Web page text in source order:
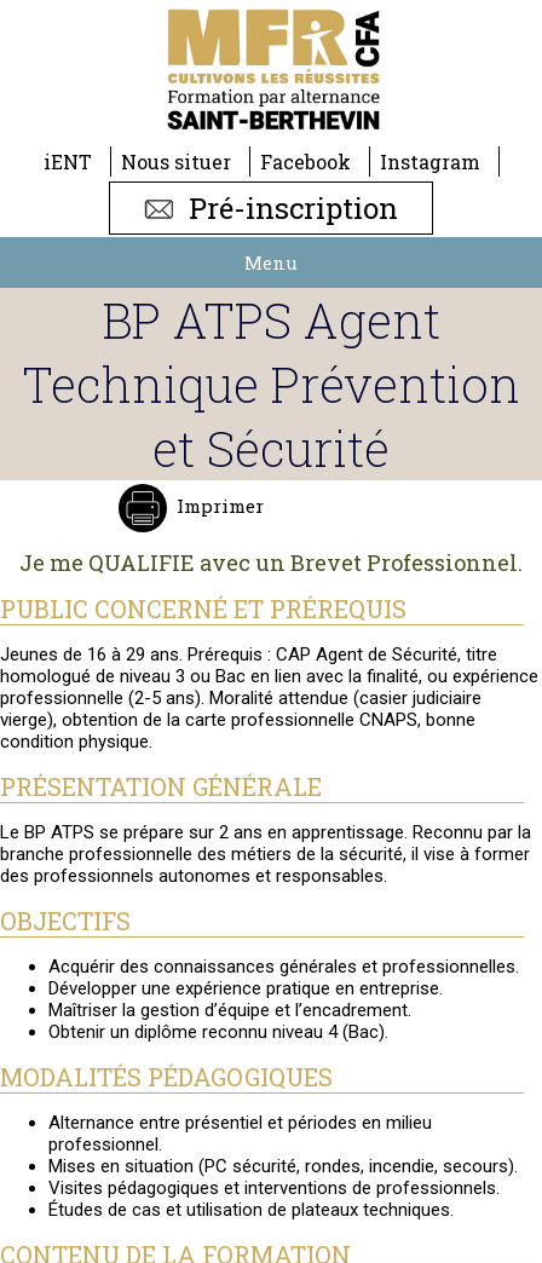
iENT Nous situer Facebook Instagram
Pré-inscription
Menu
BP ATPS Agent
Technique Prévention
et Sécurité
Imprimer
Je me QUALIFIE avec un Brevet Professionnel.
PUBLIC CONCERNÉ ET PRÉREQUIS
Jeunes de 16 à 29 ans. Prérequis : CAP Agent de Sécurité, titre
homologué de niveau 3 ou Bac en lien avec la finalité, ou expérience
professionnelle (2-5 ans). Moralité attendue (casier judiciaire
vierge), obtention de la carte professionnelle CNAPS, bonne
condition physique.
PRÉSENTATION GÉNÉRALE
Le BP ATPS se prépare sur 2 ans en apprentissage. Reconnu par la
branche professionnelle des métiers de la sécurité, il vise à former
des professionnels autonomes et responsables.
OBJECTIFS
Acquérir des connaissances générales et professionnelles.
Développer une expérience pratique en entreprise.
Maîtriser la gestion d’équipe et l’encadrement.
Obtenir un diplôme reconnu niveau 4 (Bac).
MODALITÉS PÉDAGOGIQUES
Alternance entre présentiel et périodes en milieu
professionnel.
Mises en situation (PC sécurité, rondes, incendie, secours).
Visites pédagogiques et interventions de professionnels.
Études de cas et utilisation de plateaux techniques.
CONTENU DE LA FORMATION